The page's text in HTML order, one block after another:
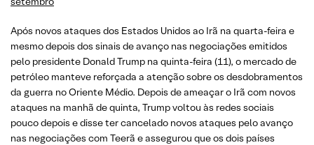
Após novos ataques dos Estados Unidos ao Irã na quarta-feira e
mesmo depois dos sinais de avanço nas negociações emitidos
pelo presidente Donald Trump na quinta-feira (11), o mercado de
petróleo manteve reforçada a atenção sobre os desdobramentos
da guerra no Oriente Médio. Depois de ameaçar o Irã com novos
ataques na manhã de quinta, Trump voltou às redes sociais
pouco depois e disse ter cancelado novos ataques pelo avanço
nas negociações com Teerã e assegurou que os dois países